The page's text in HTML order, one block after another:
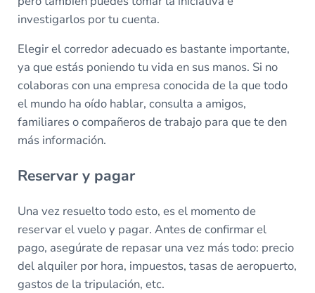
investigarlos por tu cuenta.
Elegir el corredor adecuado es bastante importante,
ya que estás poniendo tu vida en sus manos. Si no
colaboras con una empresa conocida de la que todo
el mundo ha oído hablar, consulta a amigos,
familiares o compañeros de trabajo para que te den
más información.
Reservar y pagar
Una vez resuelto todo esto, es el momento de
reservar el vuelo y pagar. Antes de confirmar el
pago, asegúrate de repasar una vez más todo: precio
del alquiler por hora, impuestos, tasas de aeropuerto,
gastos de la tripulación, etc.